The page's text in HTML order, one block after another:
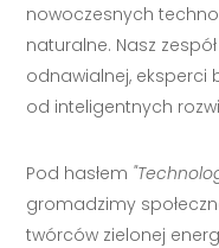
nowoczesnych
naturalne. Nasz
odnawialnej, eksperci
od inteligentnych
Pod hasłem
gromadzimy
twórców zielonej